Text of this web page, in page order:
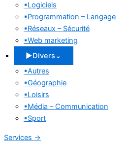
▪Logiciels
▪Programmation – Langage
▪Réseaux – Sécurité
▪Web marketing
▶Divers ⌄
▪Autres
▪Géographie
▪Loisirs
▪Média – Communication
▪Sport
Services →